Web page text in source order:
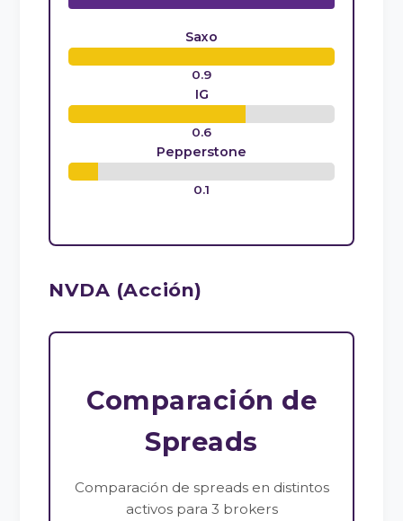
Saxo
0.9
IG
0.6
Pepperstone
0.1
NVDA (Acción)
Comparación de
Spreads
Comparación de spreads en distintos
activos para 3 brokers